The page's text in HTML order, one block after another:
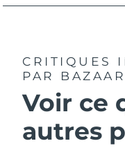
CRITIQUES
PAR
Voir ce
autres